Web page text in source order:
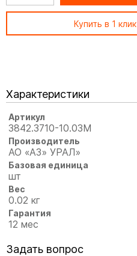
Купить в 1 клик
Характеристики
Артикул
3842.3710-10.03М
Производитель
АО «АЗ» УРАЛ»
Базовая единица
шт
Вес
0.02 кг
Гарантия
12 мес
Задать вопрос